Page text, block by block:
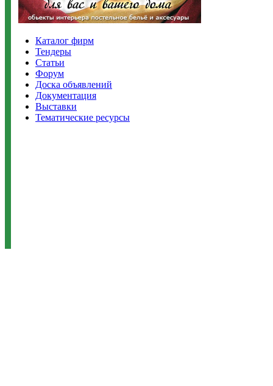
Каталог фирм
Тендеры
Статьи
Форум
Доска объявлений
Документация
Выставки
Тематические ресурсы